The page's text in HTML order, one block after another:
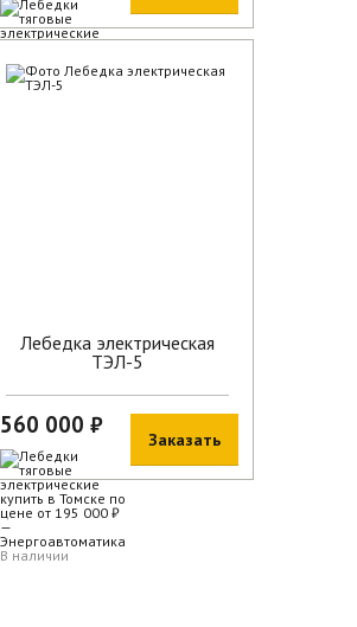
Лебедка электрическая
ТЭЛ-5
560 000 ₽
В наличии
Заказать